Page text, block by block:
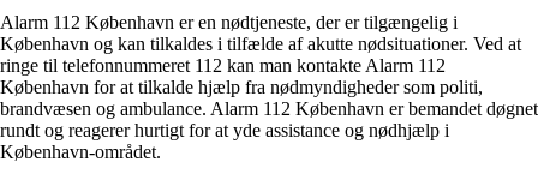
Alarm 112 København er en nødtjeneste, der er tilgængelig i
København og kan tilkaldes i tilfælde af akutte nødsituationer. Ved at
ringe til telefonnummeret 112 kan man kontakte Alarm 112
København for at tilkalde hjælp fra nødmyndigheder som politi,
brandvæsen og ambulance. Alarm 112 København er bemandet døgnet
rundt og reagerer hurtigt for at yde assistance og nødhjælp i
København-området.